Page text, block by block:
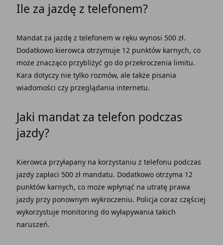
Ile za jazdę z telefonem?
Mandat za jazdę z telefonem w ręku wynosi 500 zł.
Dodatkowo kierowca otrzymuje 12 punktów karnych, co
może znacząco przybliżyć go do przekroczenia limitu.
Kara dotyczy nie tylko rozmów, ale także pisania
wiadomości czy przeglądania internetu.
Jaki mandat za telefon podczas
jazdy?
Kierowca przyłapany na korzystaniu z telefonu podczas
jazdy zapłaci 500 zł mandatu. Dodatkowo otrzyma 12
punktów karnych, co może wpłynąć na utratę prawa
jazdy przy ponownym wykroczeniu. Policja coraz częściej
wykorzystuje monitoring do wyłapywania takich
naruszeń.